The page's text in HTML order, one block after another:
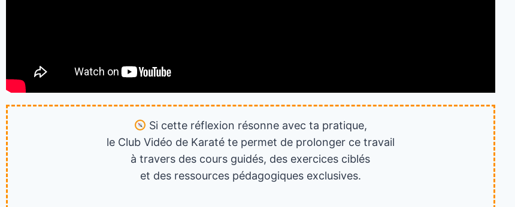
Si cette réflexion résonne avec ta pratique,
le Club Vidéo de Karaté te permet de prolonger ce travail
à travers des cours guidés, des exercices ciblés
et des ressources pédagogiques exclusives.